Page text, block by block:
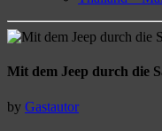
Mit dem Jeep durch die
by Gastautor